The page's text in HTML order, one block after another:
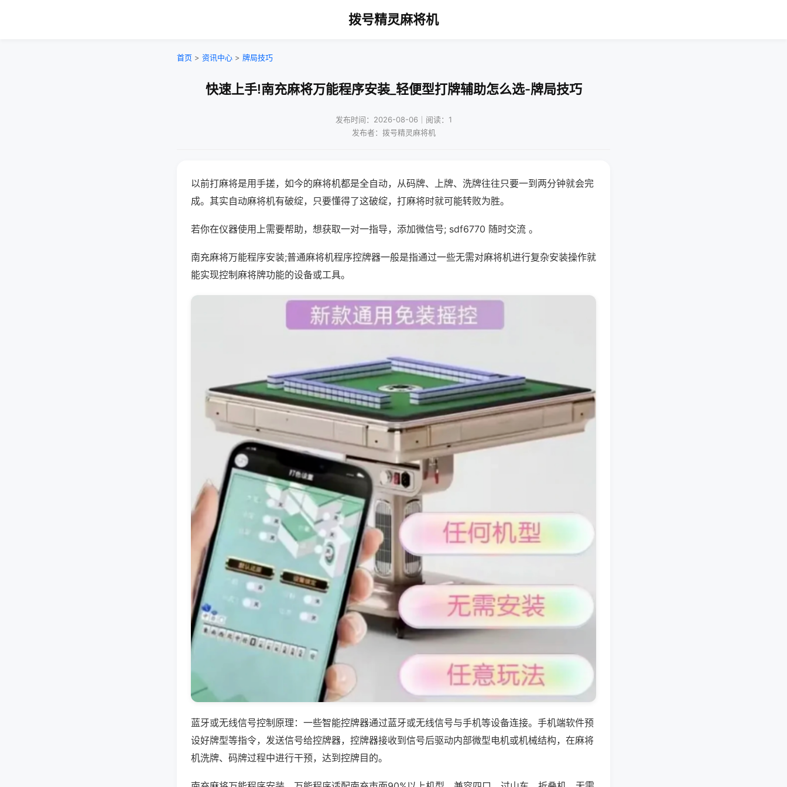
拨号精灵麻将机
首页 > 资讯中心 > 牌局技巧
快速上手!南充麻将万能程序安装_轻便型打牌辅助怎么选-牌局技巧
发布时间：2026-08-06｜阅读：1
发布者：拨号精灵麻将机
以前打麻将是用手搓，如今的麻将机都是全自动，从码牌、上牌、洗牌往往只要一到两分钟就会完
成。其实自动麻将机有破绽，只要懂得了这破绽，打麻将时就可能转败为胜。
若你在仪器使用上需要帮助，想获取一对一指导，添加微信号; sdf6770 随时交流 。
南充麻将万能程序安装;普通麻将机程序控牌器一般是指通过一些无需对麻将机进行复杂安装操作就
能实现控制麻将牌功能的设备或工具。
蓝牙或无线信号控制原理：一些智能控牌器通过蓝牙或无线信号与手机等设备连接。手机端软件预
设好牌型等指令，发送信号给控牌器，控牌器接收到信号后驱动内部微型电机或机械结构，在麻将
机洗牌、码牌过程中进行干预，达到控牌目的。